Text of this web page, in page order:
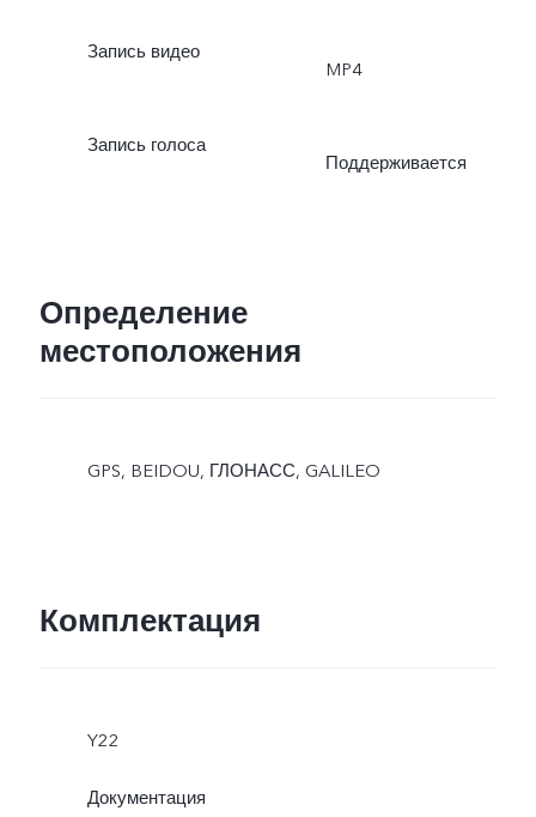
Запись видео
MP4
Запись голоса
Поддерживается
Определение
местоположения
GPS, BEIDOU, ГЛОНАСС, GALILEO
Комплектация
Y22
Документация